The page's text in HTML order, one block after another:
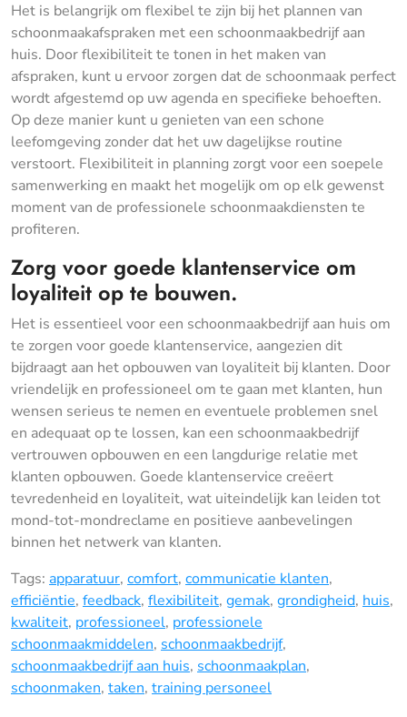
Het is belangrijk om flexibel te zijn bij het plannen van
schoonmaakafspraken met een schoonmaakbedrijf aan
huis. Door flexibiliteit te tonen in het maken van
afspraken, kunt u ervoor zorgen dat de schoonmaak perfect
wordt afgestemd op uw agenda en specifieke behoeften.
Op deze manier kunt u genieten van een schone
leefomgeving zonder dat het uw dagelijkse routine
verstoort. Flexibiliteit in planning zorgt voor een soepele
samenwerking en maakt het mogelijk om op elk gewenst
moment van de professionele schoonmaakdiensten te
profiteren.
Zorg voor goede klantenservice om
loyaliteit op te bouwen.
Het is essentieel voor een schoonmaakbedrijf aan huis om
te zorgen voor goede klantenservice, aangezien dit
bijdraagt aan het opbouwen van loyaliteit bij klanten. Door
vriendelijk en professioneel om te gaan met klanten, hun
wensen serieus te nemen en eventuele problemen snel
en adequaat op te lossen, kan een schoonmaakbedrijf
vertrouwen opbouwen en een langdurige relatie met
klanten opbouwen. Goede klantenservice creëert
tevredenheid en loyaliteit, wat uiteindelijk kan leiden tot
mond-tot-mondreclame en positieve aanbevelingen
binnen het netwerk van klanten.
Tags: apparatuur, comfort, communicatie klanten,
efficiëntie, feedback, flexibiliteit, gemak, grondigheid, huis,
kwaliteit, professioneel, professionele
schoonmaakmiddelen, schoonmaakbedrijf,
schoonmaakbedrijf aan huis, schoonmaakplan,
schoonmaken, taken, training personeel